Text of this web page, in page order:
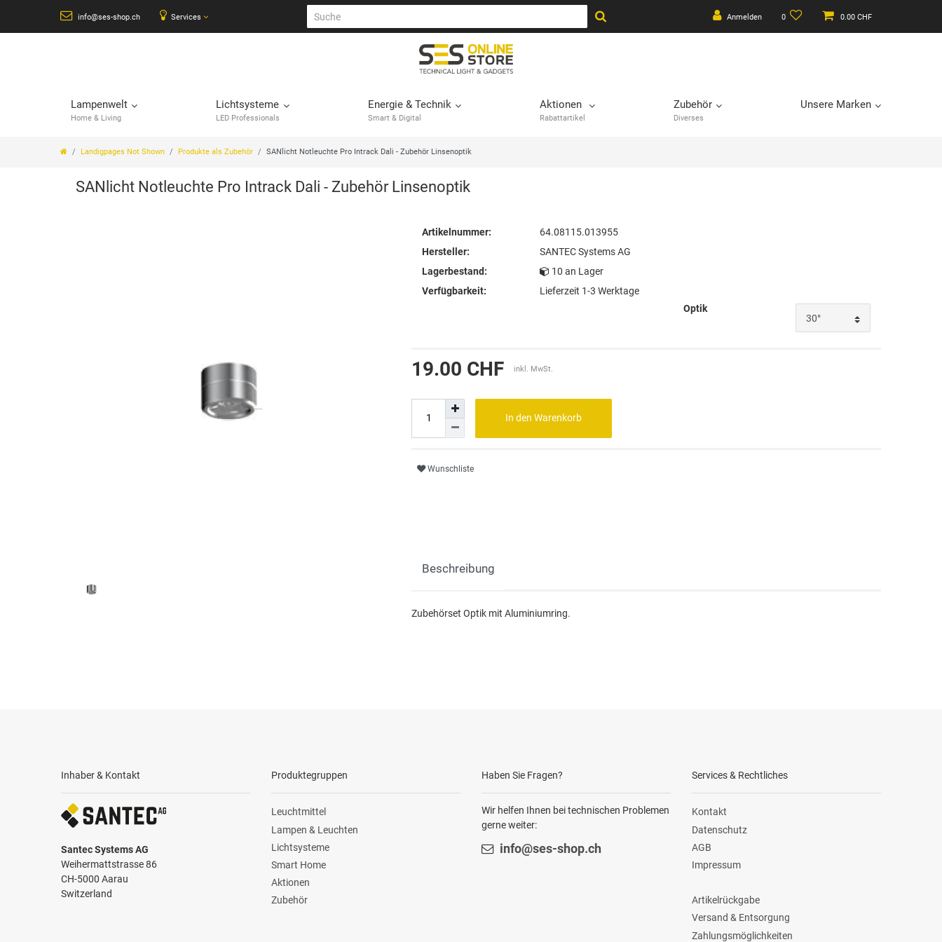
info@ses-shop.ch Services Anmelden 0 0.00 CHF
Lampenwelt
Home & Living
Lichtsysteme
LED Professionals
Energie & Technik
Smart & Digital
Aktionen
Rabattartikel
Zubehör
Diverses
Unsere Marken
Landigpages Not Shown Produkte als Zubehör SANlicht Notleuchte Pro Intrack Dali - Zubehör Linsenoptik
SANlicht Notleuchte Pro Intrack Dali - Zubehör Linsenoptik
Artikelnummer:
64.08115.013955
Hersteller:
SANTEC Systems AG
Lagerbestand:
10 an Lager
Verfügbarkeit:
Lieferzeit 1-3 Werktage
Optik
19.00 CHF inkl. MwSt.
In den Warenkorb
Wunschliste
Beschreibung
Zubehörset Optik mit Aluminiumring.
Inhaber & Kontakt
Santec Systems AG
Weihermattstrasse 86
CH-5000 Aarau
Switzerland
Produktegruppen
Leuchtmittel
Lampen & Leuchten
Lichtsysteme
Smart Home
Aktionen
Zubehör
Haben Sie Fragen?
Wir helfen Ihnen bei technischen Problemen
gerne weiter:
info@ses-shop.ch
Services & Rechtliches
Kontakt
Datenschutz
AGB
Impressum
Artikelrückgabe
Versand & Entsorgung
Zahlungsmöglichkeiten